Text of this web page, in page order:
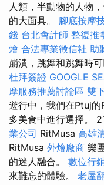
人類，半動物的人物
的大面具。 腳底按摩
錢 台北會計師 整復推
燴 合法專業徵信社 助
崩潰，跳舞和跳舞時
杜拜簽證 GOOGLE
摩服務推薦討論區 雙
遊行中，我們在Ptuj
多美食中進行選擇。
業公司 RitMusa 高雄
RitMusa 外燴廠商 樂
的迷人融合。 數位行
來難忘的體驗。 老屋